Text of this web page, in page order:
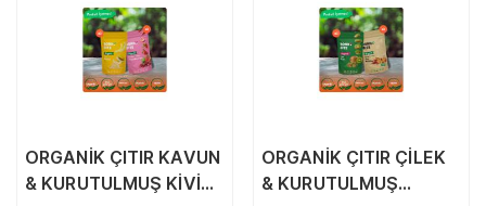
ORGANİK ÇITIR KAVUN
& KURUTULMUŞ KİVİ
ORGANİK ÇITIR ÇİLEK
& KURUTULMUŞ